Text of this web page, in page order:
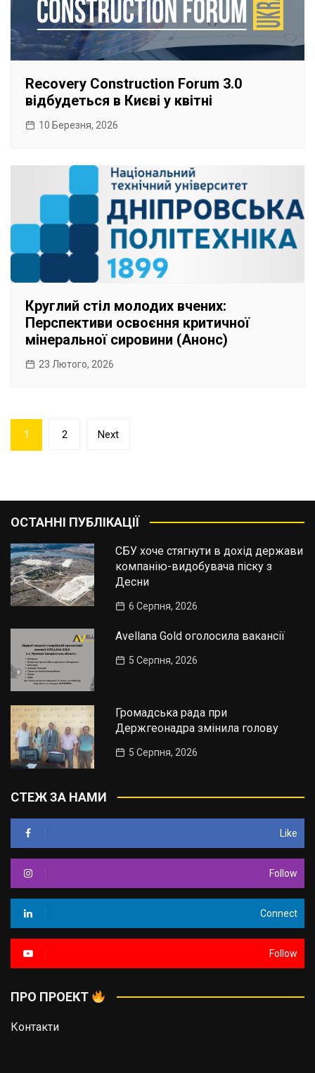
Recovery Construction Forum 3.0
відбудеться в Києві у квітні
10 Березня, 2026
Круглий стіл молодих вчених:
Перспективи освоєння критичної
мінеральної сировини (Анонс)
23 Лютого, 2026
Пагінація
записів
1 2 Next
ОСТАННІ ПУБЛІКАЦІЇ
СБУ хоче стягнути в дохід держави
компанію-видобувача піску з
Десни
6 Серпня, 2026
Avellana Gold оголосила вакансії
5 Серпня, 2026
Громадська рада при
Держгеонадра змінила голову
5 Серпня, 2026
СТЕЖ ЗА НАМИ
Like
Follow
Connect
Follow
ПРО ПРОЕКТ
Контакти